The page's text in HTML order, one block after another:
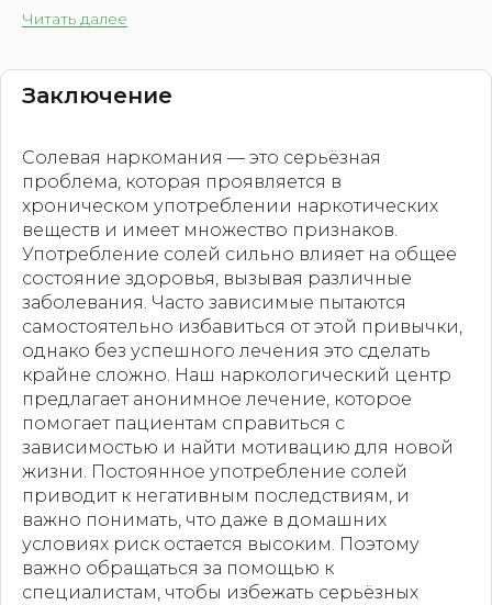
Читать далее
Заключение
Солевая наркомания — это серьёзная
проблема, которая проявляется в
хроническом употреблении наркотических
веществ и имеет множество признаков.
Употребление солей сильно влияет на общее
состояние здоровья, вызывая различные
заболевания. Часто зависимые пытаются
самостоятельно избавиться от этой привычки,
однако без успешного лечения это сделать
крайне сложно. Наш наркологический центр
предлагает анонимное лечение, которое
помогает пациентам справиться с
зависимостью и найти мотивацию для новой
жизни. Постоянное употребление солей
приводит к негативным последствиям, и
важно понимать, что даже в домашних
условиях риск остается высоким. Поэтому
важно обращаться за помощью к
специалистам, чтобы избежать серьёзных